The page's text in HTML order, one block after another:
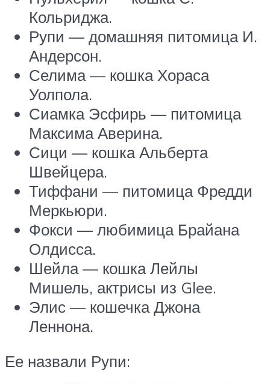
Кольриджа.
Рупи — домашняя питомица И.
Андерсон.
Селима — кошка Хораса
Уолпола.
Сиамка Эсфирь — питомица
Максима Аверина.
Сици — кошка Альберта
Швейцера.
Тиффани — питомица Фредди
Меркьюри.
Фокси — любимица Брайана
Олдисса.
Шейла — кошка Лейлы
Мишель, актрисы из Glee.
Элис — кошечка Джона
Леннона.
Ее назвали Рупи: